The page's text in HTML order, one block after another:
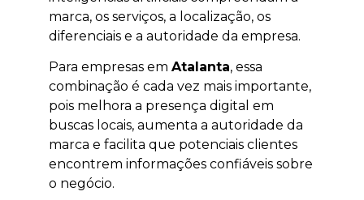
marca, os serviços, a localização, os
diferenciais e a autoridade da empresa.
Para empresas em Atalanta, essa
combinação é cada vez mais importante,
pois melhora a presença digital em
buscas locais, aumenta a autoridade da
marca e facilita que potenciais clientes
encontrem informações confiáveis sobre
o negócio.